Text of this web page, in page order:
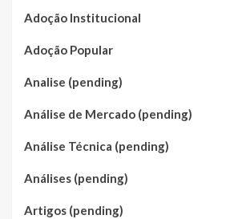
Adoção Institucional
Adoção Popular
Analise (pending)
Análise de Mercado (pending)
Análise Técnica (pending)
Análises (pending)
Artigos (pending)